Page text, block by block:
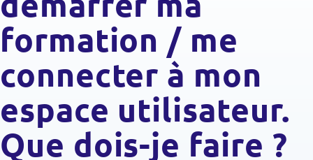
formation / me
connecter à mon
espace utilisateur.
Que dois-je faire ?